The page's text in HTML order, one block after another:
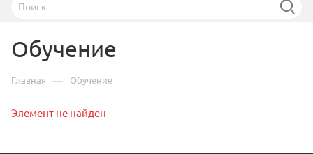
Обучение
Главная — Обучение
Элемент не найден